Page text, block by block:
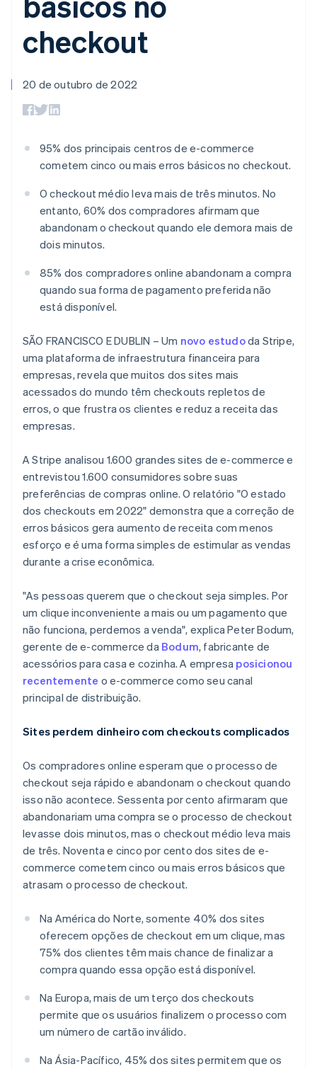
flexíveis de IU
Formas de
pagamento
Acesso a mais
de 125
Pagamentos
Authorization
de aceitação
Link
Checkout
acelerado
Financial
Connections
Dados de
contas
vinculadas
Recognition
Automação
contábil
Stripe Sigma
Relatórios
Data Pipeline
Mais
Product roadmap
Radar
Prevenção de fraudes
Atlas
Incorporação de startups
Climate
Remoção de carbono
Verificação de identidade
Stripe Sessions 2026
Veja como a Stripe está construindo a infraestrutura
Marketplaces
Plataformas
SaaS
Economia de criadores
Jogos
e lazer
Seguros
Mídia e entretenimento
Organizações sem fins
Serviços profissionais
Setor público
Varejo
Ecossistema
Parceiros
Stripe App Marketplace
Gerenciar assinaturas
uso
Emita cartões
Provisione e gerencie
Recursos
aplicativos
Exemplos de códigos
Blog de
desenvolvedores
Status da API
Plano de ação do
produto
Conferência anual das
Sala de imprensa
Contato
vendas
checkout
20 de outubro de 2022
95% dos principais centros de e-commerce
cometem cinco ou mais erros básicos no checkout.
O checkout médio leva mais de três minutos. No
entanto, 60% dos compradores afirmam que
abandonam o checkout quando ele demora mais de
dois minutos.
85% dos compradores online abandonam a compra
quando sua forma de pagamento preferida não
está disponível.
SÃO FRANCISCO E DUBLIN – Um novo estudoda Stripe,
uma plataforma de infraestrutura financeira para
empresas, revela que muitos dos sites mais
acessados do mundo têm checkouts repletos de
erros, o que frustra os clientes e reduz a receita das
empresas.
A Stripe analisou 1.600 grandes sites de e-commerce e
entrevistou 1.600 consumidores sobre suas
preferências de compras online. O relatório "O estado
dos checkouts em 2022" demonstra que a correção de
erros básicos gera aumento de receita com menos
esforço e é uma forma simples de estimular as vendas
durante a crise econômica.
"As pessoas querem que o checkout seja simples. Por
um clique inconveniente a mais ou um pagamento que
não funciona, perdemos a venda", explica Peter Bodum,
gerente de e-commerce da Bodum, fabricante de
acessórios para casa e cozinha. A empresa posicionou
recentemente o e-commerce como seu canal
principal de distribuição.
Sites perdem dinheiro com checkouts complicados
Os compradores online esperam que o processo de
checkout seja rápido e abandonam o checkout quando
isso não acontece. Sessenta por cento afirmaram que
abandonariam uma compra se o processo de checkout
levasse dois minutos, mas o checkout médio leva mais
de três. Noventa e cinco por cento dos sites de e-
commerce cometem cinco ou mais erros básicos que
atrasam o processo de checkout.
Na América do Norte, somente 40% dos sites
oferecem opções de checkout em um clique, mas
75% dos clientes têm mais chance de finalizar a
compra quando essa opção está disponível.
Na Europa, mais de um terço dos checkouts
permite que os usuários finalizem o processo com
um número de cartão inválido.
Na Ásia-Pacífico, 45% dos sites permitem que os